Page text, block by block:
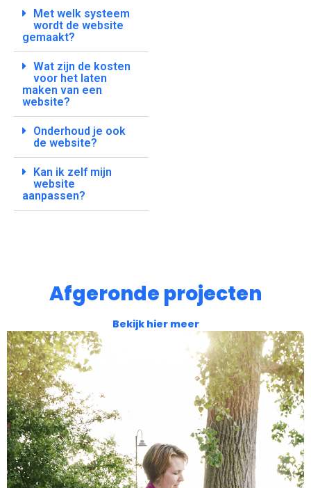
Met welk systeem
wordt de website
gemaakt?
Wat zijn de kosten
voor het laten
maken van een
website?
Onderhoud je ook
de website?
Kan ik zelf mijn
website
aanpassen?
Afgeronde projecten
Bekijk hier meer